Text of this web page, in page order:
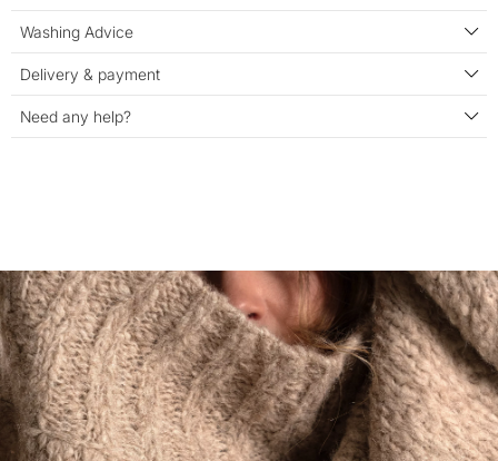
Washing Advice
Delivery & payment
Need any help?